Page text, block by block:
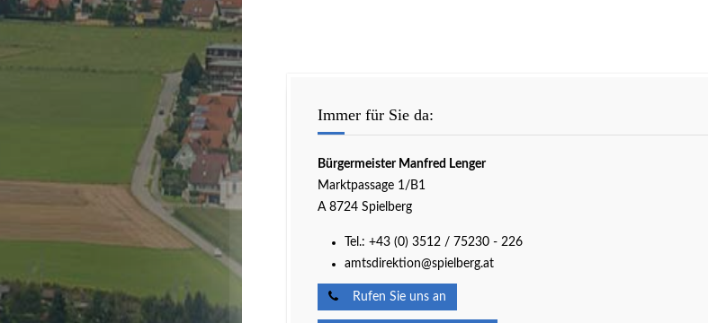
Immer für Sie da:
Bürgermeister Manfred Lenger
Marktpassage 1/B1
A 8724 Spielberg
Tel.: +43 (0) 3512 / 75230 - 226
amtsdirektion@spielberg.at
Rufen Sie uns an